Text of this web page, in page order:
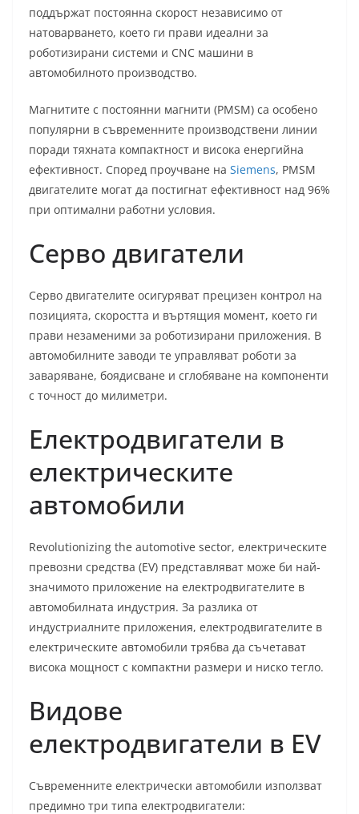
поддържат постоянна скорост независимо от
натоварването, което ги прави идеални за
роботизирани системи и CNC машини в
автомобилното производство.
Магнитите с постоянни магнити (PMSM) са особено
популярни в съвременните производствени линии
поради тяхната компактност и висока енергийна
ефективност. Според проучване на Siemens, PMSM
двигателите могат да постигнат ефективност над 96%
при оптимални работни условия.
Серво двигатели
Серво двигателите осигуряват прецизен контрол на
позицията, скоростта и въртящия момент, което ги
прави незаменими за роботизирани приложения. В
автомобилните заводи те управляват роботи за
заваряване, боядисване и сглобяване на компоненти
с точност до милиметри.
Електродвигатели в
електрическите
автомобили
Revolutionizing the automotive sector, електрическите
превозни средства (EV) представляват може би най-
значимото приложение на електродвигателите в
автомобилната индустрия. За разлика от
индустриалните приложения, електродвигателите в
електрическите автомобили трябва да съчетават
висока мощност с компактни размери и ниско тегло.
Видове
електродвигатели в EV
Съвременните електрически автомобили използват
предимно три типа електродвигатели: